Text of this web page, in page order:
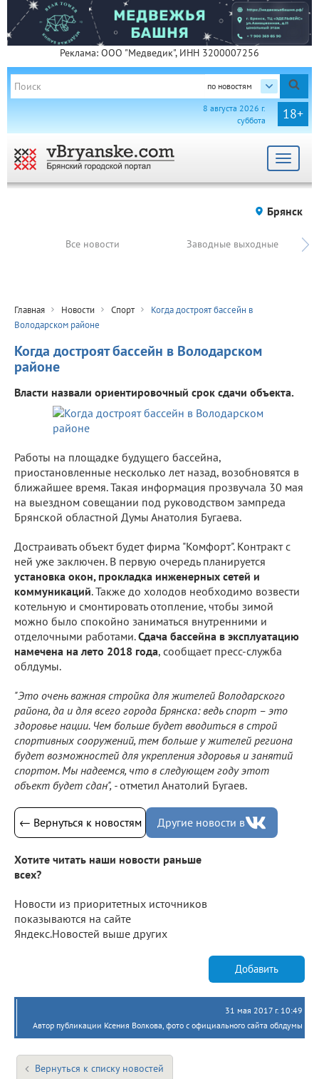
Реклама: ООО "Медведик", ИНН 3200007256
по новостям
18+
8 августа 2026 г.
суббота
Toggle
Брянск
Все новости Заводные выходные
Главная Новости Спорт
Когда достроят бассейн в
Володарском районе
Когда достроят бассейн в Володарском
районе
Власти назвали ориентировочный срок сдачи объекта.
Работы на площадке будущего бассейна,
приостановленные несколько лет назад, возобновятся в
ближайшее время. Такая информация прозвучала 30 мая
на выездном совещании под руководством зампреда
Брянской областной Думы Анатолия Бугаева.
Достраивать объект будет фирма "Комфорт". Контракт с
ней уже заключен. В первую очередь планируется
установка окон, прокладка инженерных сетей и
коммуникаций. Также до холодов необходимо возвести
котельную и смонтировать отопление, чтобы зимой
можно было спокойно заниматься внутренними и
отделочными работами.Сдача бассейна в эксплуатацию
намечена на лето 2018 года, сообщает пресс-служба
облдумы.
"Это очень важная стройка для жителей Володарского
района, да и для всего города Брянска: ведь спорт – это
здоровье нации. Чем больше будет вводиться в строй
спортивных сооружений, тем больше у жителей региона
будет возможностей для укрепления здоровья и занятий
спортом. Мы надеемся, что в следующем году этот
объект будет сдан", -отметил Анатолий Бугаев.
← Вернуться к новостям Другие новости в
Хотите читать наши новости раньше
всех?
Новости из приоритетных источников
показываются на сайте
Яндекс.Новостей выше других
Добавить
31 мая 2017 г. 10:49
Автор публикации Ксения Волкова, фото с официального сайта облдумы
Вернуться к списку новостей